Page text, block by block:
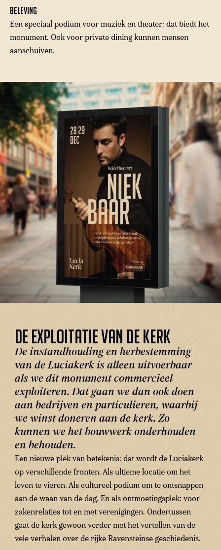
Beleving
Een speciaal podium voor muziek en theater: dat biedt het
monument. Ook voor private dining kunnen mensen
aanschuiven.
De exploitatie van de kerk
De instandhouding en herbestemming
van de Luciakerk is alleen uitvoerbaar
als we dit monument commercieel
exploiteren. Dat gaan we dan ook doen
aan bedrijven en particulieren, waarbij
we winst doneren aan de kerk. Zo
kunnen we het bouwwerk onderhouden
en behouden.
Een nieuwe plek van betekenis: dat wordt de Luciakerk
op verschillende fronten. Als ultieme locatie om het
leven te vieren. Als cultureel podium om te ontsnappen
aan de waan van de dag. En als ontmoetingsplek: voor
zakenrelaties tot en met verenigingen. Ondertussen
gaat de kerk gewoon verder met het vertellen van de
vele verhalen over de rijke Ravensteinse geschiedenis.